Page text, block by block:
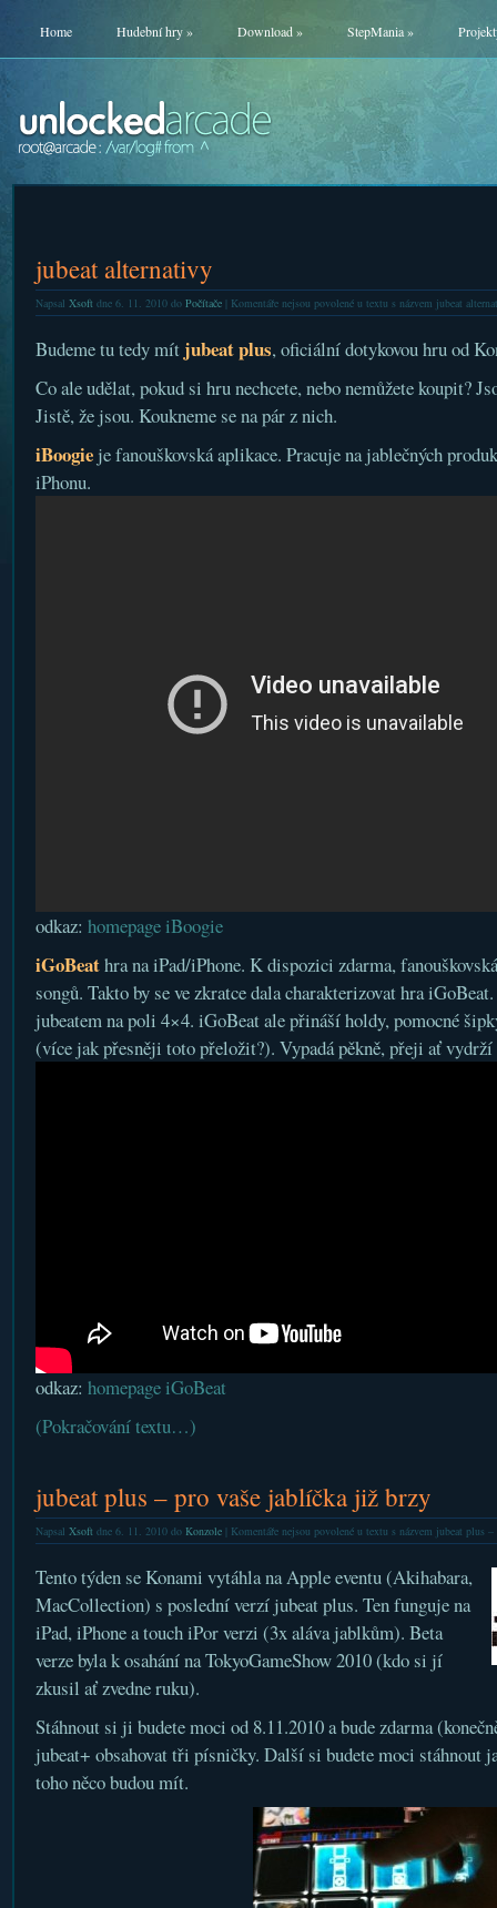
Home Hudební hry» Download» StepMania»
jubeat alternativy
Napsal Xsoftdne 6. 11. 2010 do Počítače| Komentáře nejsou povolenéu textu s názvem jubeat
Budeme tu tedy mít jubeat plus, oficiální dotykovou hru od
Co ale udělat, pokud si hru nechcete, nebo nemůžete koupit?
Jistě, že jsou. Koukneme se na pár z nich.
iBoogieje fanouškovská aplikace. Pracuje na jablečných
iPhonu.
odkaz: homepage iBoogie
iGoBeathra na iPad/iPhone. K dispozici zdarma,
songů. Takto by se ve zkratce dala charakterizovat hra
jubeatem na poli 4×4. iGoBeat ale přináší holdy, pomocné
(více jak přesněji toto přeložit?). Vypadá pěkně, přeji ať vydrží
odkaz: homepage iGoBeat
(Pokračování textu…)
jubeat plus – pro vaše jablíčka již brzy
Napsal Xsoftdne 6. 11. 2010 do Konzole| Komentáře nejsou povolenéu textu s názvem jubeat plus
Tento týden se Konami vytáhla na Apple eventu (Akihabara,
MacCollection) s poslední verzí jubeat plus. Ten funguje na
iPad, iPhone a touch iPor verzi (3x aláva jablkům). Beta
verze byla k osahání na TokyoGameShow 2010 (kdo si jí
zkusil ať zvedne ruku).
Stáhnout si ji budete moci od 8.11.2010 a bude zdarma
jubeat+ obsahovat tři písničky. Další si budete moci stáhnout
toho něco budou mít.